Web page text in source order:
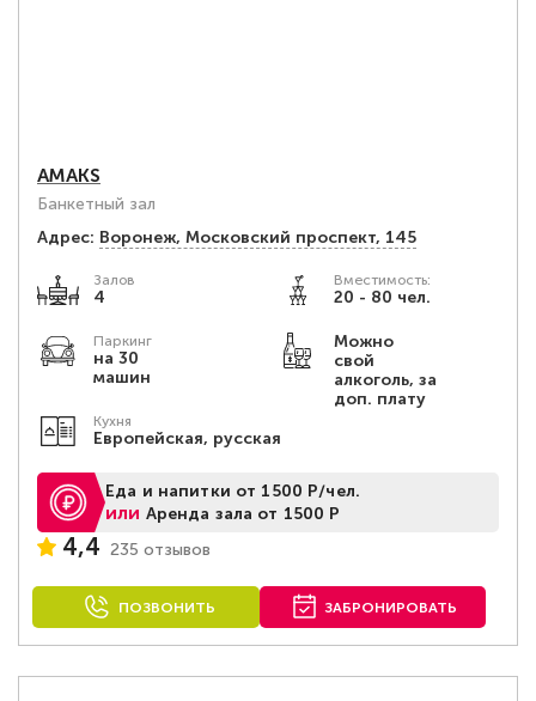
AMAKS
Банкетный зал
Адрес: Воронеж, Московский проспект, 145
Залов
4
Вместимость:
20 - 80 чел.
Паркинг
на 30
машин
Можно
свой
алкоголь, за
доп. плату
Кухня
Европейская, русская
Еда и напитки от 1500 Р/чел.
или Аренда зала от 1500 Р
4,4 235 отзывов
ПОЗВОНИТЬ ЗАБРОНИРОВАТЬ